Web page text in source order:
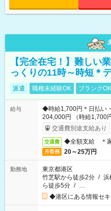
【完全在宅！】難しい
っくりの11時～時短＊
派遣 職種未経験OK ブランクOK
給与
◆時給1,700円＊日払い
204,000円 （時給1,700
交通費別途支給あり
交通費 ◆全額支給 ＊家
月収例 20～25万円
勤務地
東京都港区
竹芝駅から徒歩2分 / 浜
ら徒歩5分 / …
◆港区にある情報セキ